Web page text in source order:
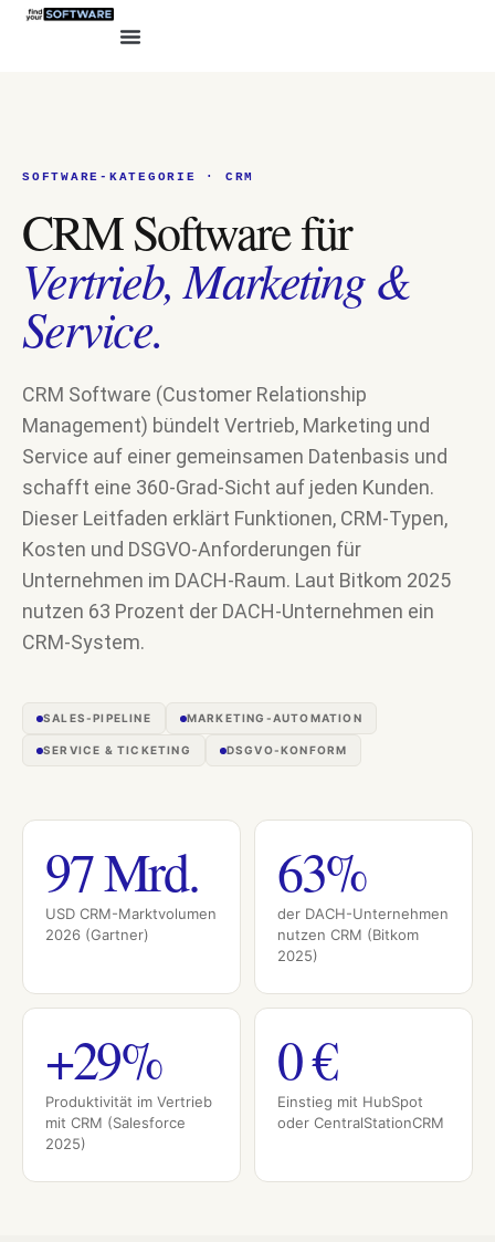
SOFTWARE-KATEGORIE · CRM
CRM Software für
Vertrieb, Marketing &
Service.
CRM Software (Customer Relationship
Management) bündelt Vertrieb, Marketing und
Service auf einer gemeinsamen Datenbasis und
schafft eine 360-Grad-Sicht auf jeden Kunden.
Dieser Leitfaden erklärt Funktionen, CRM-Typen,
Kosten und DSGVO-Anforderungen für
Unternehmen im DACH-Raum. Laut Bitkom 2025
nutzen 63 Prozent der DACH-Unternehmen ein
CRM-System.
SALES-PIPELINE MARKETING-AUTOMATION
SERVICE & TICKETING DSGVO-KONFORM
97 Mrd.
USD CRM-Marktvolumen
2026 (Gartner)
63%
der DACH-Unternehmen
nutzen CRM (Bitkom
2025)
+29%
Produktivität im Vertrieb
mit CRM (Salesforce
2025)
0 €
Einstieg mit HubSpot
oder CentralStationCRM